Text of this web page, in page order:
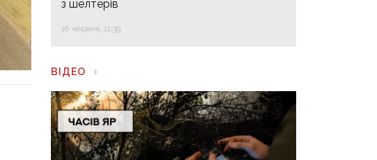
з шелтерів
16 червня, 11:39
ВІДЕО